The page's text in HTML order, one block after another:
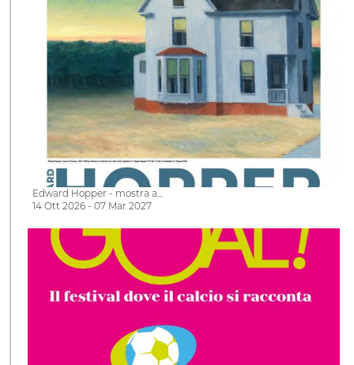
Edward Hopper - mostra a…
14 Ott 2026 - 07 Mar 2027